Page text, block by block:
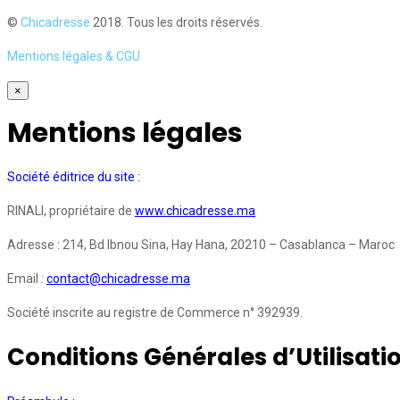
© Chicadresse 2018. Tous les droits réservés.
Mentions légales & CGU
×
Mentions légales
Société éditrice du site :
RINALI, propriétaire de www.chicadresse.ma
Adresse : 214, Bd Ibnou Sina, Hay Hana, 20210 – Casablanca – Maroc
Email : contact@chicadresse.ma
Société inscrite au registre de Commerce n° 392939.
Conditions Générales